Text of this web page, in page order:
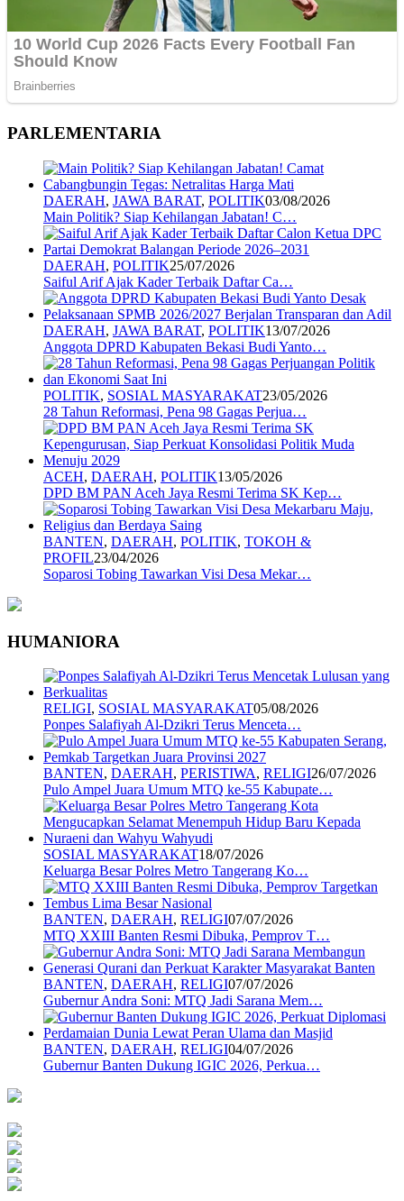
PARLEMENTARIA
DAERAH, JAWA BARAT, POLITIK03/08/2026
Main Politik? Siap Kehilangan Jabatan! C…
DAERAH, POLITIK25/07/2026
Saiful Arif Ajak Kader Terbaik Daftar Ca…
DAERAH, JAWA BARAT, POLITIK13/07/2026
Anggota DPRD Kabupaten Bekasi Budi Yanto…
POLITIK, SOSIAL MASYARAKAT23/05/2026
28 Tahun Reformasi, Pena 98 Gagas Perjua…
ACEH, DAERAH, POLITIK13/05/2026
DPD BM PAN Aceh Jaya Resmi Terima SK Kep…
BANTEN, DAERAH, POLITIK, TOKOH &
PROFIL23/04/2026
Soparosi Tobing Tawarkan Visi Desa Mekar…
HUMANIORA
RELIGI, SOSIAL MASYARAKAT05/08/2026
Ponpes Salafiyah Al-Dzikri Terus Menceta…
BANTEN, DAERAH, PERISTIWA, RELIGI26/07/2026
Pulo Ampel Juara Umum MTQ ke-55 Kabupate…
SOSIAL MASYARAKAT18/07/2026
Keluarga Besar Polres Metro Tangerang Ko…
BANTEN, DAERAH, RELIGI07/07/2026
MTQ XXIII Banten Resmi Dibuka, Pemprov T…
BANTEN, DAERAH, RELIGI07/07/2026
Gubernur Andra Soni: MTQ Jadi Sarana Mem…
BANTEN, DAERAH, RELIGI04/07/2026
Gubernur Banten Dukung IGIC 2026, Perkua…